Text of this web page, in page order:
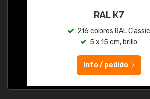
RAL K7
216 colores RAL Classic
5 x 15 cm, brillo
Info / pedido